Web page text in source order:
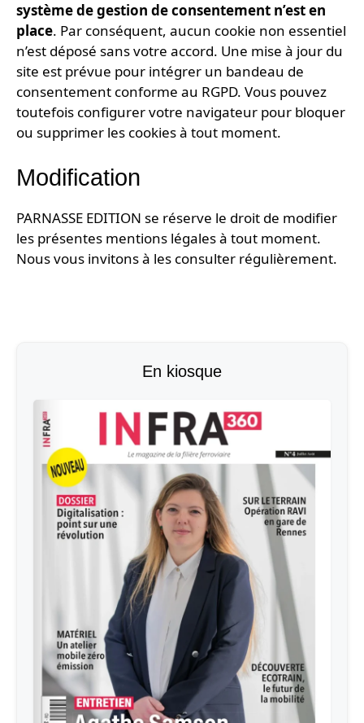
système de gestion de consentement n’est en
place. Par conséquent, aucun cookie non essentiel
n’est déposé sans votre accord. Une mise à jour du
site est prévue pour intégrer un bandeau de
consentement conforme au RGPD. Vous pouvez
toutefois configurer votre navigateur pour bloquer
ou supprimer les cookies à tout moment.
Modification
PARNASSE EDITION se réserve le droit de modifier
les présentes mentions légales à tout moment.
Nous vous invitons à les consulter régulièrement.
En kiosque